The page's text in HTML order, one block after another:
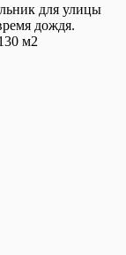
для улицы
дождя.
м2